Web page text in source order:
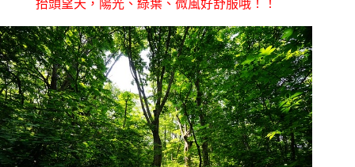
抬頭望天，陽光、綠葉、微風好舒服哦！！